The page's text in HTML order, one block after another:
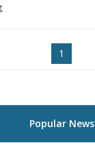
1
Popular News